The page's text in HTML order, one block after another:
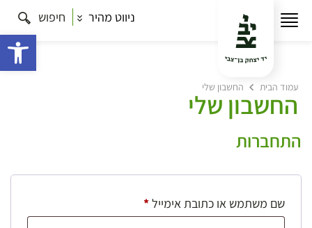
ניווט מהיר חיפוש
עמוד הבית החשבון שלי
החשבון שלי
התחברות
שם משתמש או כתובת אימייל*חובה